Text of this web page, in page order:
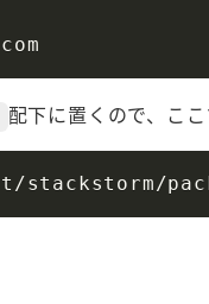
配下に置くので、こ